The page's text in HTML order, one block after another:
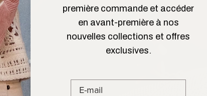
première commande et accéder
en avant-première à nos
nouvelles collections et offres
exclusives.